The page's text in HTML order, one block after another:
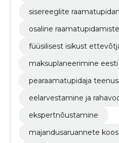
sisereeglite
osaline
füüsilisest isikust
maksuplaneerimine eesti
pearaamatupidaja
eelarvestamine ja
ekspertnõustamine
majandusaruannete